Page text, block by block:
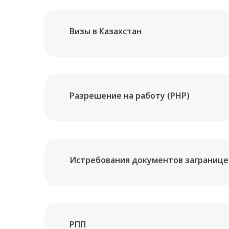
Визы в Казахстан
Разрешение на работу (РНР)
Истребования документов
РПП